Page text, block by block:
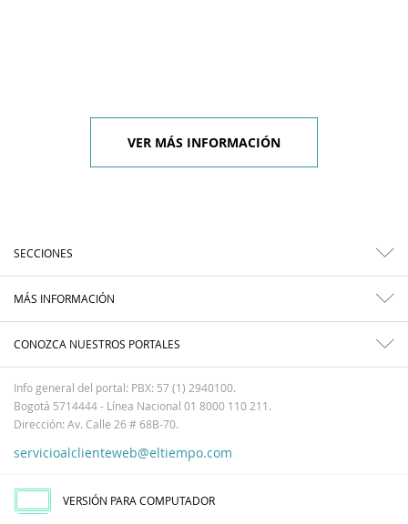
VER MÁS INFORMACIÓN
SECCIONES
MÁS INFORMACIÓN
CONOZCA NUESTROS PORTALES
Info general del portal: PBX: 57 (1) 2940100.
Bogotá 5714444 - Línea Nacional 01 8000 110 211.
Dirección: Av. Calle 26 # 68B-70.
servicioalclienteweb@eltiempo.com
VERSIÓN PARA COMPUTADOR